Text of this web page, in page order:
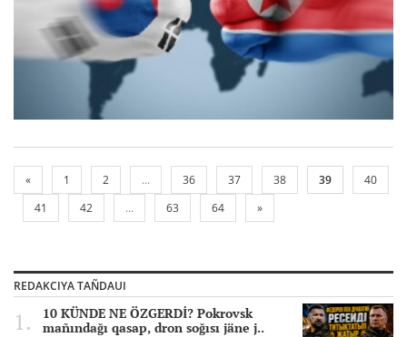
« 1 2 ... 36 37 38 39
40
41
42 ... 63 64 »
REDAKCIYA TAÑDAUI
10 KÜNDE NE ÖZGERDİ? Pokrovsk
mañındağı qasap, dron soğısı jäne j..